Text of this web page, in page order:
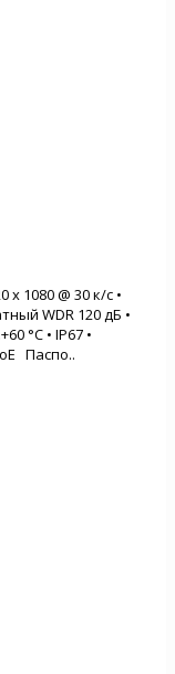
1080 @ 30 к/с •
WDR 120 дБ •
°C • IP67 •
Паспо..